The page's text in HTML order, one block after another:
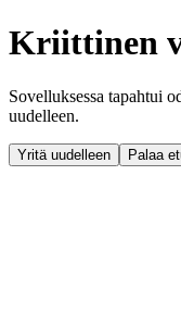
Kriittinen
Sovelluksessa tapahtui
uudelleen.
Yritä uudelleen Palaa